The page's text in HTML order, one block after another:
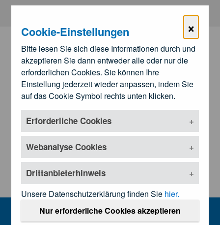
×
Cookie-Einstellungen
Bitte lesen Sie sich diese Informationen durch und
akzeptieren Sie dann entweder alle oder nur die
erforderlichen Cookies. Sie können Ihre
Einstellung jederzeit wieder anpassen, indem Sie
auf das Cookie Symbol rechts unten klicken.
Erforderliche Cookies
Webanalyse Cookies
Drittanbieterhinweis
Unsere Datenschutzerklärung finden Sie hier.
Nur erforderliche Cookies akzeptieren
Zum Hauptinhalt springen
Zu den
Landesärztekammern
Presseinformationen
MENU